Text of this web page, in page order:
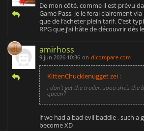
De mon côté, comme il est prévu
Game Pass, je le ferai clairement
que de l’acheter plein tarif. C’est
RPG que j’ai hâte de découvrir dès
amirhoss
9 jun 2026 10:36 on dlcompare.com
KittenChucklenugget zei :
i don't get the trailer. sooo she's the
queen?
if we had a bad evil baddie , such a
become XD